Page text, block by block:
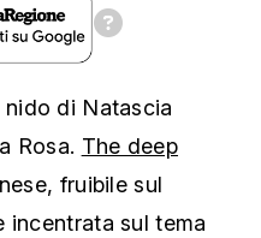
di Natascia
Rosa. The deep
fruibile sul
incentrata sul tema